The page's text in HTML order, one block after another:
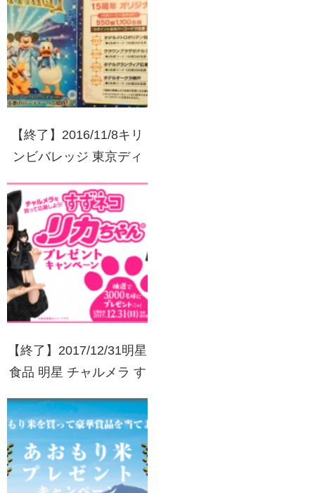
【終了】2016/11/8キリ
ンビバレッジ 東京ディ
ムパーティーキャンペー
ン
【終了】2017/12/31明星
食品 明星 チャルメラ す
ントキャンペーン